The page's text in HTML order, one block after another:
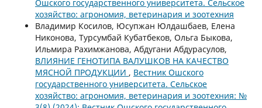
Ошского государственного университета. Сельское
хозяйство: агрономия, ветеринария и зоотехния
Владимир Косилов, Юсупжан Юлдашбаев, Елена
Никонова, Турсумбай Кубатбеков, Ольга Быкова,
Ильмира Рахимжанова, Абдугани Абдурасулов,
ВЛИЯНИЕ ГЕНОТИПА ВАЛУШКОВ НА КАЧЕСТВО
МЯСНОЙ ПРОДУКЦИИ , Вестник Ошского
государственного университета. Сельское
хозяйство: агрономия, ветеринария и зоотехния: №